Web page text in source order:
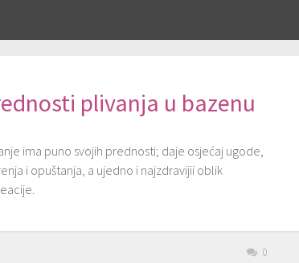
plivanja u bazenu
ima puno svojih prednosti; daje osjećaj ugode,
i opuštanja, a ujedno i najzdravijii oblik
0